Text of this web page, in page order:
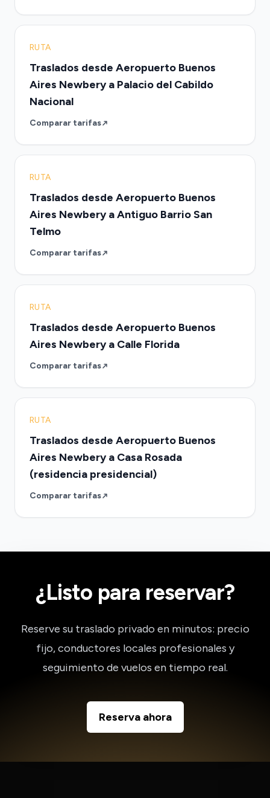
RUTA
Traslados desde Aeropuerto Buenos
Aires Newbery a Palacio del Cabildo
Nacional
Comparar tarifas
RUTA
Traslados desde Aeropuerto Buenos
Aires Newbery a Antiguo Barrio San
Telmo
Comparar tarifas
RUTA
Traslados desde Aeropuerto Buenos
Aires Newbery a Calle Florida
Comparar tarifas
RUTA
Traslados desde Aeropuerto Buenos
Aires Newbery a Casa Rosada
(residencia presidencial)
Comparar tarifas
¿Listo para reservar?
Reserve su traslado privado en minutos: precio
fijo, conductores locales profesionales y
seguimiento de vuelos en tiempo real.
Reserva ahora